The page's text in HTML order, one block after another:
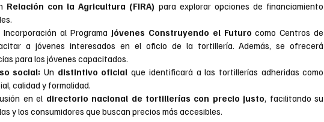
Relación con la Agricultura (FIRA) para explorar opciones de financiamiento
Incorporación al Programa Jóvenes Construyendo el Futuro como Centros de
a jóvenes interesados en el oficio de la tortillería. Además, se ofrecerá
para los jóvenes capacitados.
social: Un distintivo oficial que identificará a las tortillerías adheridas como
calidad y formalidad.
en el directorio nacional de tortillerías con precio justo, facilitando su
y los consumidores que buscan precios más accesibles.